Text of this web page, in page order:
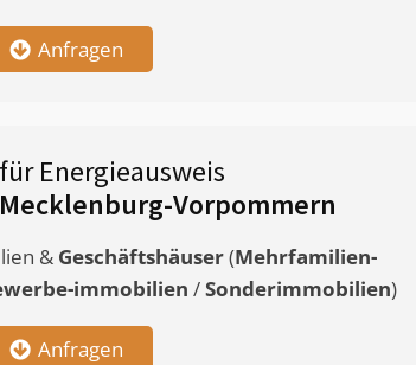
Anfragen
Energieausweis
Vorpommern
& Geschäftshäuser(Mehrfamilien-
immobilien /Sonderimmobilien)
Anfragen